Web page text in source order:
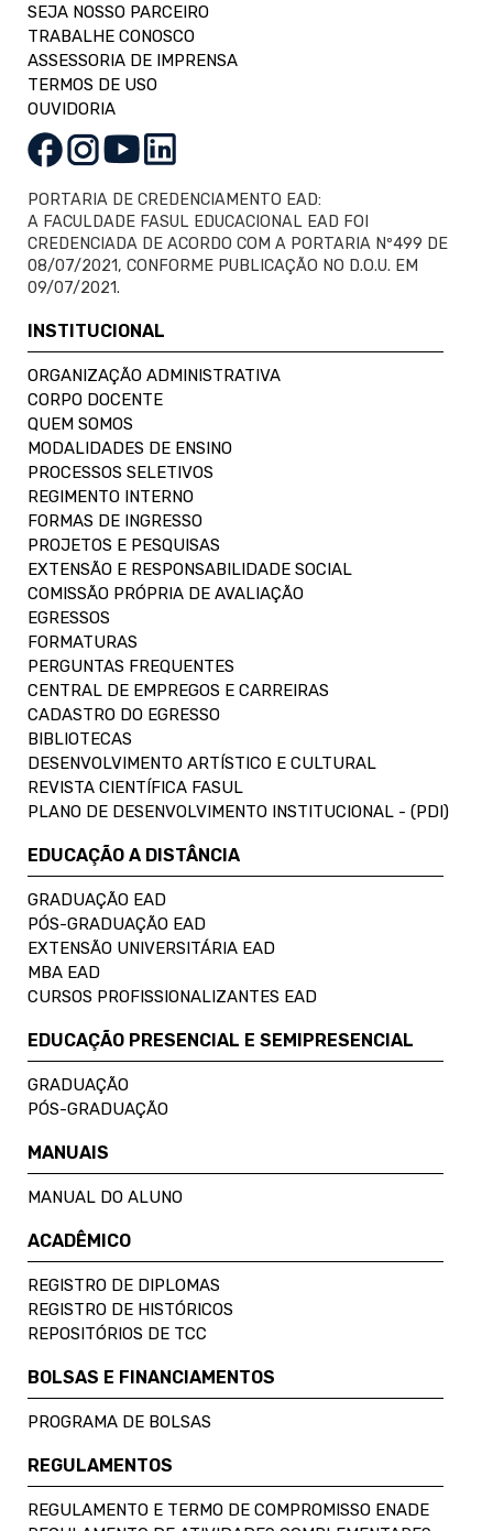
SEJA NOSSO PARCEIRO
TRABALHE CONOSCO
ASSESSORIA DE IMPRENSA
TERMOS DE USO
OUVIDORIA
PORTARIA DE CREDENCIAMENTO EAD:
A FACULDADE FASUL EDUCACIONAL EAD FOI
CREDENCIADA DE ACORDO COM A PORTARIA Nº499 DE
08/07/2021, CONFORME PUBLICAÇÃO NO D.O.U. EM
09/07/2021.
INSTITUCIONAL
ORGANIZAÇÃO ADMINISTRATIVA
CORPO DOCENTE
QUEM SOMOS
MODALIDADES DE ENSINO
PROCESSOS SELETIVOS
REGIMENTO INTERNO
FORMAS DE INGRESSO
PROJETOS E PESQUISAS
EXTENSÃO E RESPONSABILIDADE SOCIAL
COMISSÃO PRÓPRIA DE AVALIAÇÃO
EGRESSOS
FORMATURAS
PERGUNTAS FREQUENTES
CENTRAL DE EMPREGOS E CARREIRAS
CADASTRO DO EGRESSO
BIBLIOTECAS
DESENVOLVIMENTO ARTÍSTICO E CULTURAL
REVISTA CIENTÍFICA FASUL
PLANO DE DESENVOLVIMENTO INSTITUCIONAL - (PDI)
EDUCAÇÃO A DISTÂNCIA
GRADUAÇÃO EAD
PÓS-GRADUAÇÃO EAD
EXTENSÃO UNIVERSITÁRIA EAD
MBA EAD
CURSOS PROFISSIONALIZANTES EAD
EDUCAÇÃO PRESENCIAL E SEMIPRESENCIAL
GRADUAÇÃO
PÓS-GRADUAÇÃO
MANUAIS
MANUAL DO ALUNO
ACADÊMICO
REGISTRO DE DIPLOMAS
REGISTRO DE HISTÓRICOS
REPOSITÓRIOS DE TCC
BOLSAS E FINANCIAMENTOS
PROGRAMA DE BOLSAS
REGULAMENTOS
REGULAMENTO E TERMO DE COMPROMISSO ENADE